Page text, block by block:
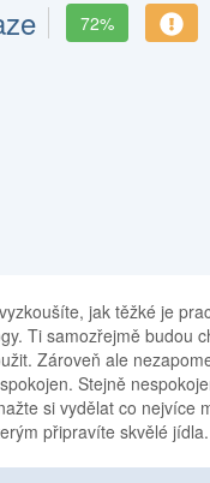
72%
jak těžké je
Ti samozřejmě budou
Zároveň ale
Stejně
si vydělat co nejvíce
připravíte skvělé jídla.